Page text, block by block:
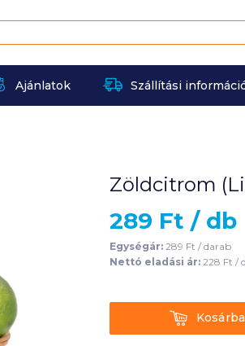
Ajánlatok Szállítási
Zöldcitrom
289 Ft / db
Egységár: 289 Ft / darab
Nettó eladási ár: 228 Ft /
KosárbaKosárba